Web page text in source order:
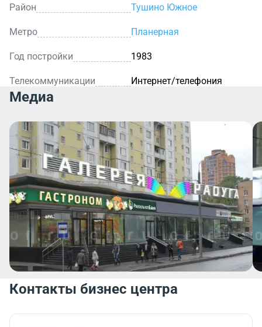
Район Тушино Южное
Метро Планерная
Год постройки 1983
Телекоммуникации Интернет/телефония
Медиа
Контакты бизнес центра